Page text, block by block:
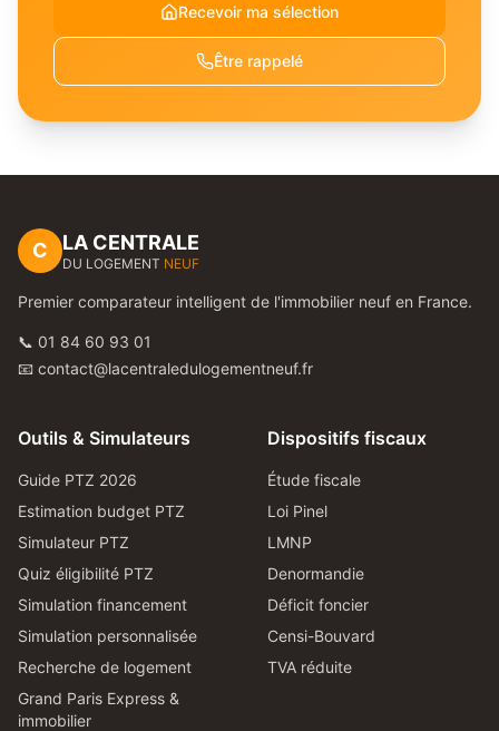
Recevoir ma sélection
Être rappelé
C LA CENTRALE
DU LOGEMENT NEUF
Premier comparateur intelligent de l'immobilier neuf en France.
📞 01 84 60 93 01
📧 contact@lacentraledulogementneuf.fr
Outils & Simulateurs
Guide PTZ 2026
Estimation budget PTZ
Simulateur PTZ
Quiz éligibilité PTZ
Simulation financement
Simulation personnalisée
Recherche de logement
Grand Paris Express &
immobilier
Dispositifs fiscaux
Étude fiscale
Loi Pinel
LMNP
Denormandie
Déficit foncier
Censi-Bouvard
TVA réduite